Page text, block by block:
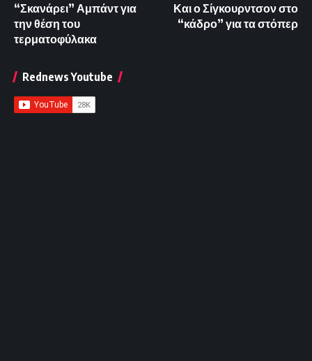
“Σκανάρει” Αμπάντ για
την θέση του
τερματοφύλακα
Και ο Σίγκουρντσον στο
“κάδρο” για τα στόπερ
Rednews Youtube